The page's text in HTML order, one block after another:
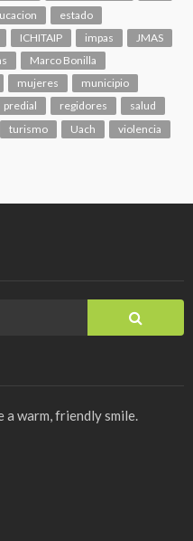
estado
ICHITAIP impas
JMAS
Marco Bonilla
mujeres
municipio
predial regidores
salud
turismo Uach violencia
warm, friendly smile.